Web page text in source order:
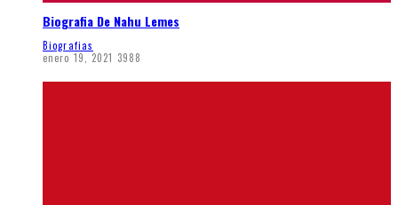
Biografia De Nahu Lemes
Biografias
enero 19, 2021 3988